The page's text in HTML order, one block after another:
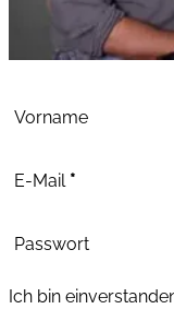
Vorname
E-Mail *
Passwort
Ich bin